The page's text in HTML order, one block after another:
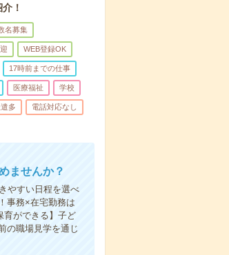
！
名募集
WEB登録OK
17時前までの仕事
医療福祉 学校
多 電話対応なし
ませんか？
やすい日程を選べ
事務×在宅勤務は
育ができる】子ど
の職場見学を通じ